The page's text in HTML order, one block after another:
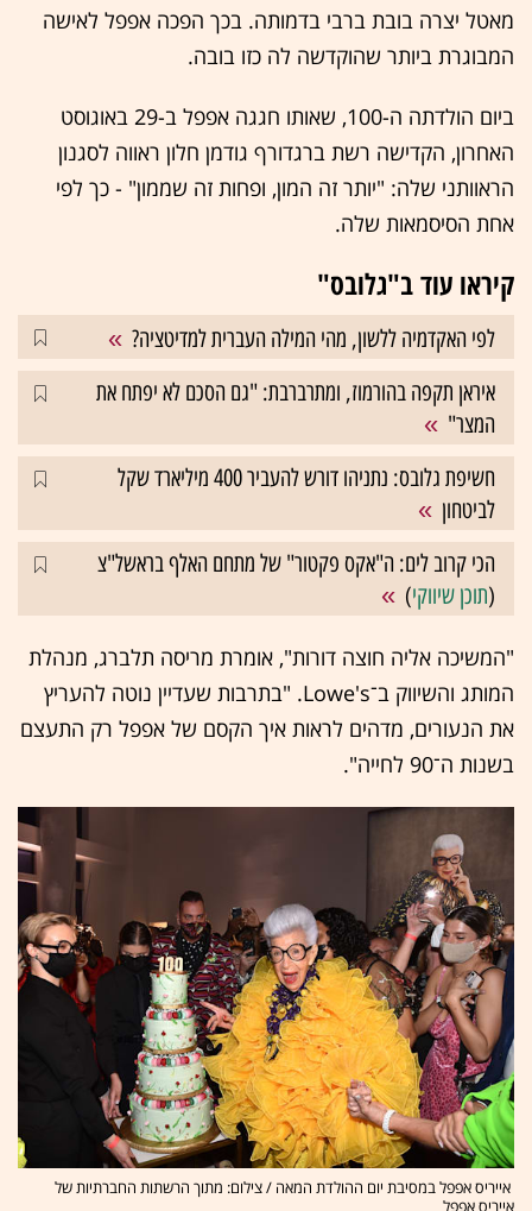
מאטל יצרה בובת ברבי בדמותה. בכך הפכה אפפל לאישה
המבוגרת ביותר שהוקדשה לה כזו בובה.
ביום הולדתה ה-100, שאותו חגגה אפפל ב-29 באוגוסט
האחרון, הקדישה רשת ברגדורף גודמן חלון ראווה לסגנון
הראוותני שלה: "יותר זה המון, ופחות זה שממון" - כך לפי
אחת הסיסמאות שלה.
קיראו עוד ב"גלובס"
לפי האקדמיה ללשון, מהי המילה העברית למדיטציה?
איראן תקפה בהורמוז, ומתרברבת: "גם הסכם לא יפתח את
המצר"
חשיפת גלובס: נתניהו דורש להעביר 400 מיליארד שקל
לביטחון
הכי קרוב לים: ה"אקס פקטור" של מתחם האלף בראשל"צ
(תוכן שיווקי)
"המשיכה אליה חוצה דורות", אומרת מריסה תלברג, מנהלת
המותג והשיווק ב־Lowe's. "בתרבות שעדיין נוטה להעריץ
את הנעורים, מדהים לראות איך הקסם של אפפל רק התעצם
בשנות ה־90 לחייה".
אייריס אפפל במסיבת יום ההולדת המאה / צילום: מתוך הרשתות החברתיות של
אייריס אפפל